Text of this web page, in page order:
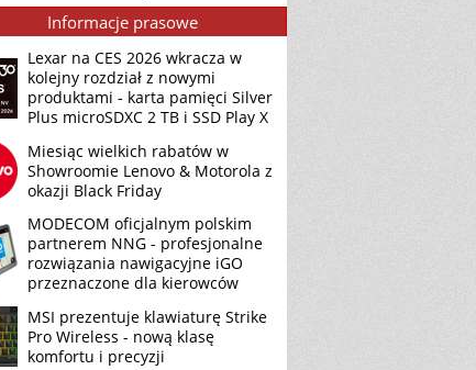
Informacje prasowe
Lexar na CES 2026 wkracza w
kolejny rozdział z nowymi
produktami - karta pamięci Silver
Plus microSDXC 2 TB i SSD Play X
Miesiąc wielkich rabatów w
Showroomie Lenovo & Motorola z
okazji Black Friday
MODECOM oficjalnym polskim
partnerem NNG - profesjonalne
rozwiązania nawigacyjne iGO
przeznaczone dla kierowców
MSI prezentuje klawiaturę Strike
Pro Wireless - nową klasę
komfortu i precyzji